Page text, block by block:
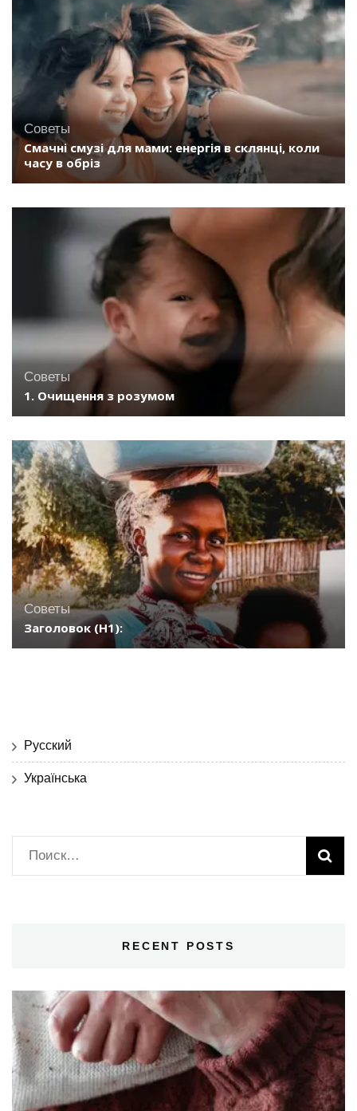
Советы
Смачні смузі для мами: енергія в склянці, коли
часу в обріз
Советы
1. Очищення з розумом
Советы
Заголовок (H1):
Русский
Українська
Найти:
RECENT POSTS